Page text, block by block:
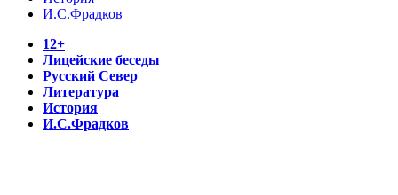
И.С.Фрадков
12+
Лицейские беседы
Русский Север
Литература
История
И.С.Фрадков